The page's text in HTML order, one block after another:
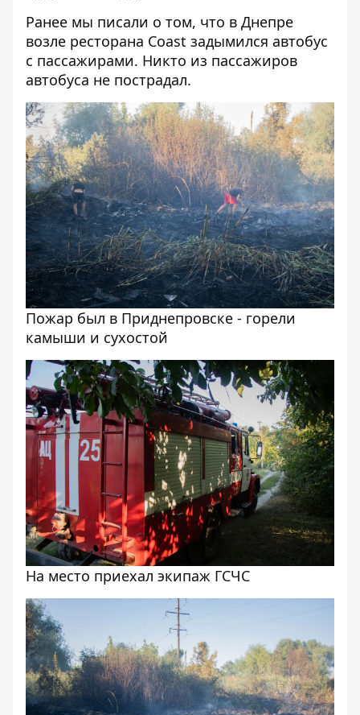
Ранее мы писали о том, что в Днепре
возле ресторана Coast задымился автобус
с пассажирами. Никто из пассажиров
автобуса не пострадал.
Пожар был в Приднепровске - горели
камыши и сухостой
На место приехал экипаж ГСЧС